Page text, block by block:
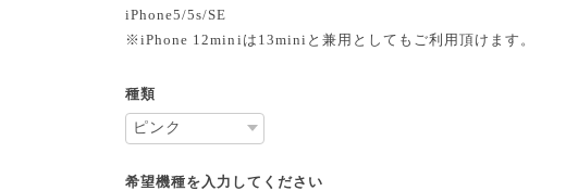
iPhone5/5s/SE
※iPhone 12miniは13miniと兼用としてもご利用頂けます。
種類
希望機種を入力してください